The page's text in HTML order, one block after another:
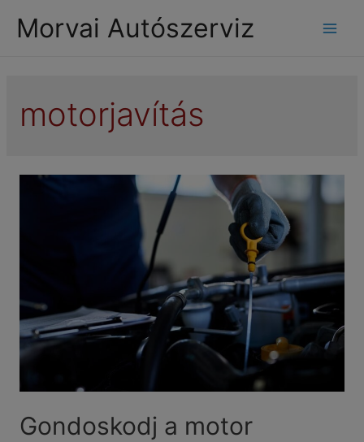
Morvai Autószerviz
motorjavítás
Gondoskodj a motor